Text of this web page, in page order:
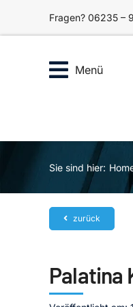
Fragen? 06235 –
Menü
Sie sind hier:
zurück
Palatina